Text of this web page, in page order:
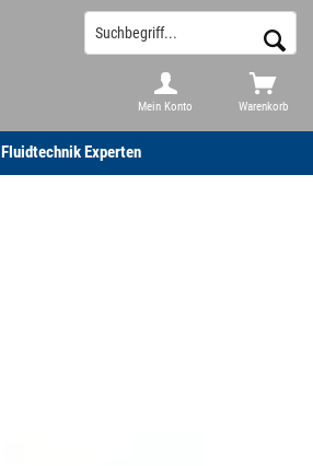
Fluidtechnik Experten
Warenkorb
Mein Konto